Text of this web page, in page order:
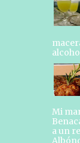
Mi
a un